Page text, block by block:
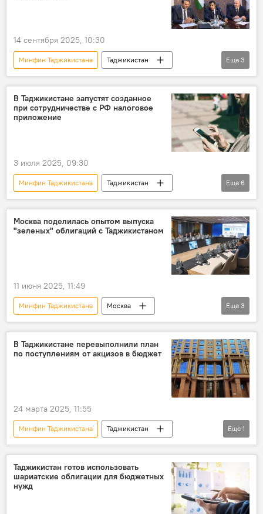
14 сентября 2025, 10:30
Минфин Таджикистана
Таджикистан
Спорт
Таджикистан: свежие новости спорта
отставки и назначения
Еще 3
В Таджикистане запустят созданное
при сотрудничестве с РФ налоговое
приложение
3 июля 2025, 09:30
Минфин Таджикистана
Таджикистан
Россия
сотрудничество
налог
Налоговый комитет Таджикистана
финансы
Минфин России
Еще 6
Москва поделилась опытом выпуска
"зеленых" облигаций с Таджикистаном
11 июня 2025, 11:49
Минфин Таджикистана
Москва
Таджикистан
Экономика финансы
Еще 3
В Таджикистане перевыполнили план
по поступлениям от акцизов в бюджет
24 марта 2025, 11:55
Минфин Таджикистана
Таджикистан
бюджет
Еще 1
Таджикистан готов использовать
шариатские облигации для бюджетных
нужд